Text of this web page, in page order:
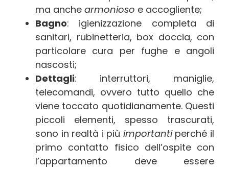
ma anche armonioso e accogliente;
Bagno: igienizzazione completa di
sanitari, rubinetteria, box doccia, con
particolare cura per fughe e angoli
nascosti;
Dettagli: interruttori, maniglie,
telecomandi, ovvero tutto quello che
viene toccato quotidianamente. Questi
piccoli elementi, spesso trascurati,
sono in realtà i più importantiperché il
primo contatto fisico dell’ospite con
l’appartamento deve essere